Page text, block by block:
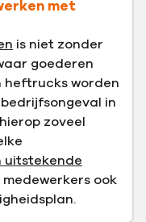
met
is niet zonder
goederen
heftrucks worden
in
zoveel
uitstekende
ook